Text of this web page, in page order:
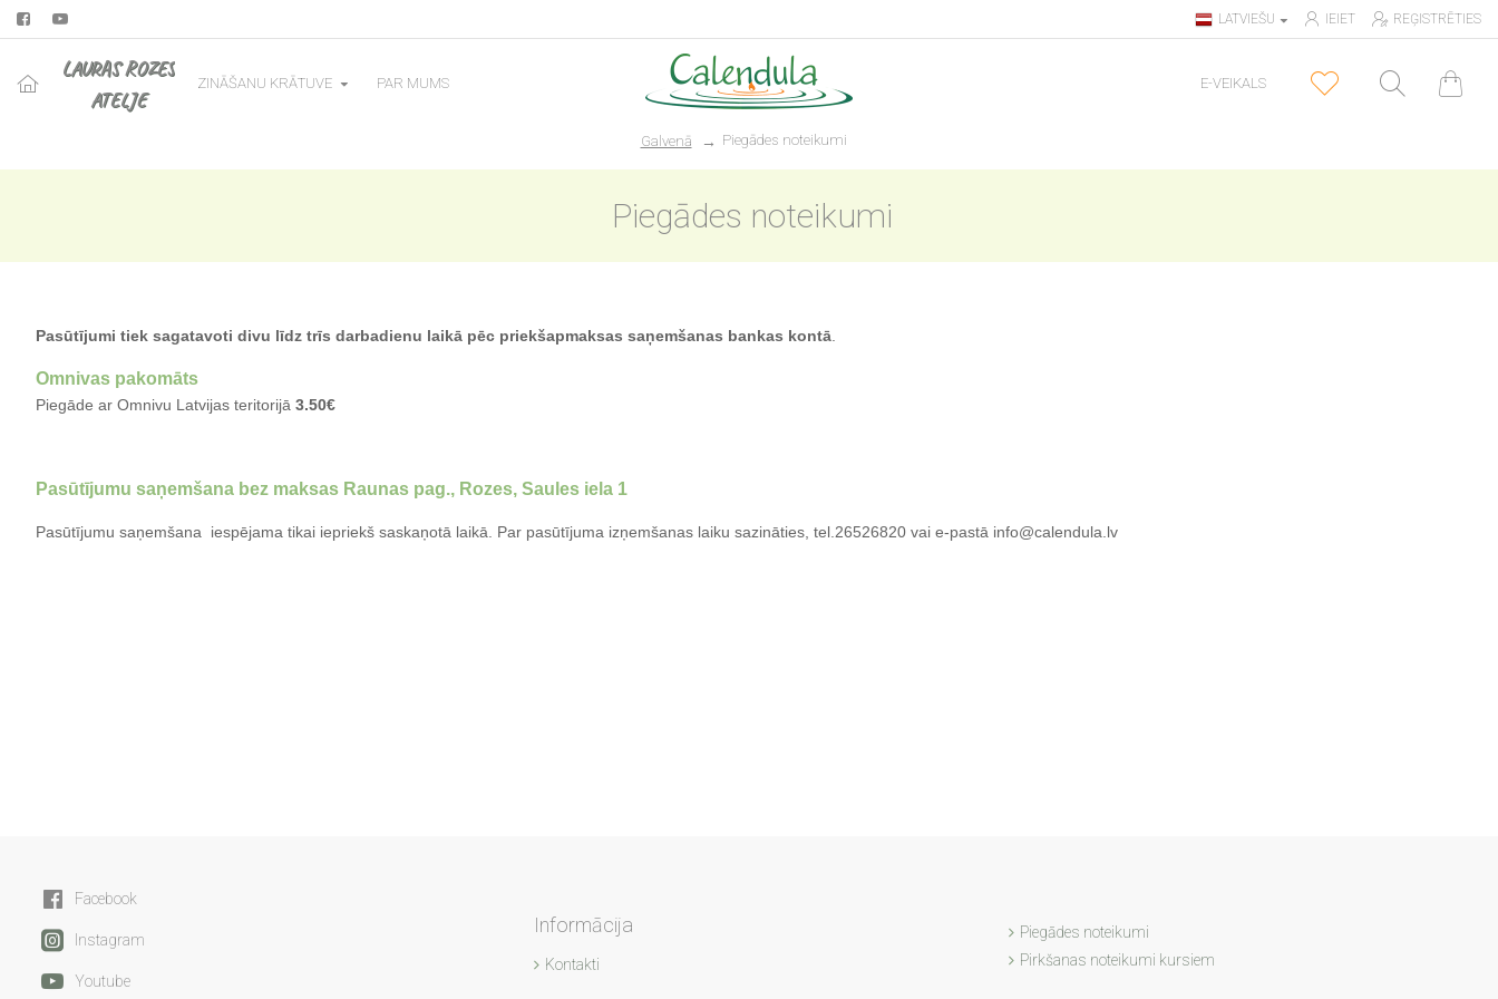
LATVIEŠU IEIET REĢISTRĒTIES
LAURAS ROZES
ATELJE
ZINĀŠANU KRĀTUVE PAR MUMS E-VEIKALS
Galvenā Piegādes noteikumi
Piegādes noteikumi
Pasūtījumi tiek sagatavoti divu līdz trīs darbadienu laikā pēc priekšapmaksas saņemšanas bankas kontā
Omnivas pakomāts
Piegāde ar Omnivu Latvijas teritorijā 3.50€
Pasūtījumu saņemšana bez maksas Raunas pag., Rozes, Saules iela 1
Pasūtījumu saņemšana iespējama tikai iepriekš saskaņotā laikā. Par pasūtījuma izņemšanas laiku sazināties, tel.26526820 vai e-pastā info@calendula.lv
Facebook
Instagram
Youtube
Informācija
Kontakti
Piegādes noteikumi
Pirkšanas noteikumi kursiem